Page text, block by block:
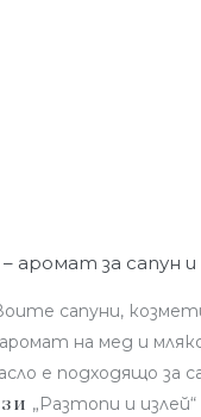
аромат за сапун
сапуни,
на мед и
е подходящо за
„Разтопи и